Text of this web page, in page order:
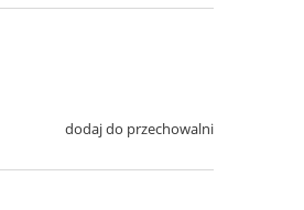
dodaj do przechowalni